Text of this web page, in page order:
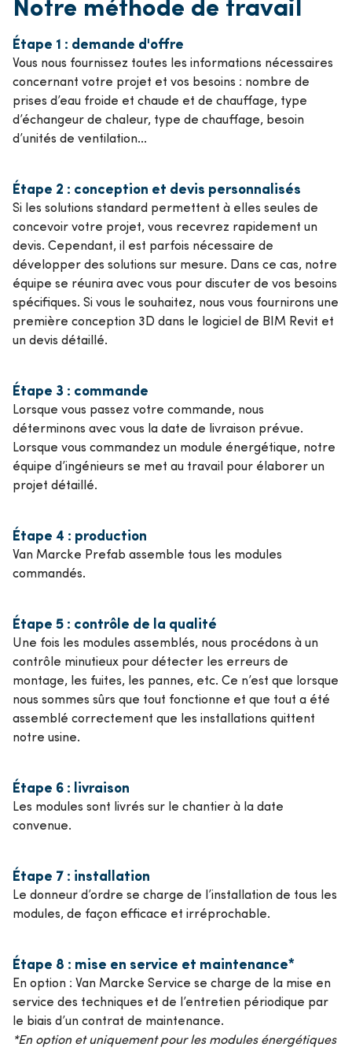
Étape 1 : demande d'offre
Vous nous fournissez toutes les informations nécessaires
concernant votre projet et vos besoins : nombre de
prises d’eau froide et chaude et de chauffage, type
d’échangeur de chaleur, type de chauffage, besoin
d’unités de ventilation...
Étape 2 : conception et devis personnalisés
Si les solutions standard permettent à elles seules de
concevoir votre projet, vous recevrez rapidement un
devis. Cependant, il est parfois nécessaire de
développer des solutions sur mesure. Dans ce cas, notre
équipe se réunira avec vous pour discuter de vos besoins
spécifiques. Si vous le souhaitez, nous vous fournirons une
première conception 3D dans le logiciel de BIM Revit et
un devis détaillé.
Étape 3 : commande
Lorsque vous passez votre commande, nous
déterminons avec vous la date de livraison prévue.
Lorsque vous commandez un module énergétique, notre
équipe d’ingénieurs se met au travail pour élaborer un
projet détaillé.
Étape 4 : production
Van Marcke Prefab assemble tous les modules
commandés.
Étape 5 : contrôle de la qualité
Une fois les modules assemblés, nous procédons à un
contrôle minutieux pour détecter les erreurs de
montage, les fuites, les pannes, etc. Ce n’est que lorsque
nous sommes sûrs que tout fonctionne et que tout a été
assemblé correctement que les installations quittent
notre usine.
Étape 6 : livraison
Les modules sont livrés sur le chantier à la date
convenue.
Étape 7 : installation
Le donneur d’ordre se charge de l’installation de tous les
modules, de façon efficace et irréprochable.
Étape 8 : mise en service et maintenance*
En option : Van Marcke Service se charge de la mise en
service des techniques et de l’entretien périodique par
le biais d’un contrat de maintenance.
*En option et uniquement pour les modules énergétiques